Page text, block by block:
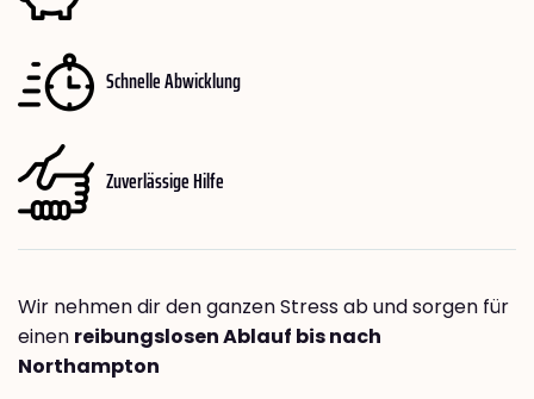
Schnelle Abwicklung
Zuverlässige Hilfe
Wir nehmen dir den ganzen Stress ab und sorgen für
einen reibungslosen Ablauf bis nach
Northampton